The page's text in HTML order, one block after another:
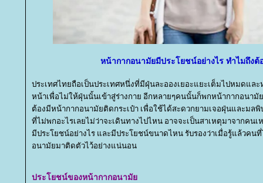
หน้ากากอนามัมีประโยชน์อย่างไร ทำไมถึงต้
ประเทศไทยถือเป็นประเทศหนึ่งที่มีฝุ่นละอองเยอะแยะเต็มไปหมดแล
หน้าเพื่อไม่ให้ฝุ่นนั้นเข้าสู่ร่างกาย อีกหลายๆคนนั้นก็พกหน้ากากอนามั
ต้องมีหน้ากากอนามัยติดกระเป๋า เพื่อใช้ได้สะดวกยามเจอฝุ่นและมล
ที่ไม่พกอะไรเลยไม่ว่าจะเดินทางไปไหน อาจจะเป็นสาเหตุมาจากคน
มีประโยชน์อย่างไร และมีประโยชน์ขนาดไหน รับรองว่าเมื่อรู้แล้วคน
อนามัยมาติดตัวไว้อย่างแน่นอน
ประโยชน์ของหน้ากากอนามั